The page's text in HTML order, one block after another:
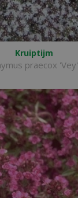
Kruiptijm
praecox 'Vey'